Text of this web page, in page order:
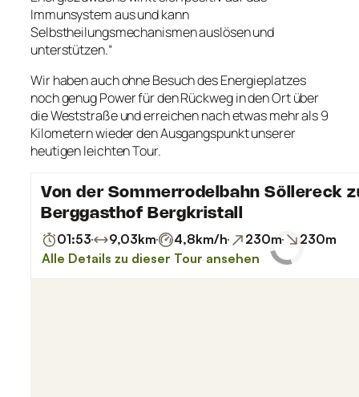
Immunsystem aus und kann
Selbstheilungsmechanismen auslösen und
unterstützen.“
Wir haben auch ohne Besuch des Energieplatzes
noch genug Power für den Rückweg in den Ort über
die Weststraße und erreichen nach etwas mehr als 9
Kilometern wieder den Ausgangspunkt unserer
heutigen leichten Tour.